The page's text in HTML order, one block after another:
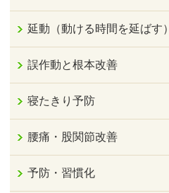
延動（動ける時間を延ばす）
誤作動と根本改善
寝たきり予防
腰痛・股関節改善
予防・習慣化